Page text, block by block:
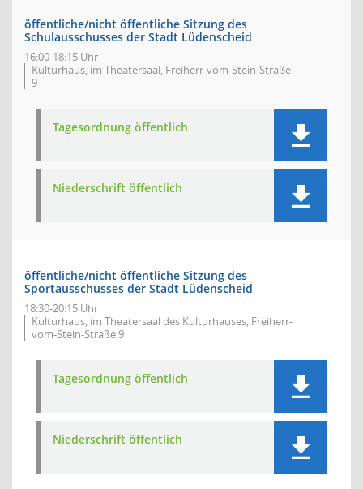
öffentliche/nicht öffentliche Sitzung des
Schulausschusses der Stadt Lüdenscheid
16:00-18:15 Uhr
Kulturhaus, im Theatersaal, Freiherr-vom-Stein-Straße
9
Tagesordnung öffentlich
Niederschrift öffentlich
öffentliche/nicht öffentliche Sitzung des
Sportausschusses der Stadt Lüdenscheid
18:30-20:15 Uhr
Kulturhaus, im Theatersaal des Kulturhauses, Freiherr-
vom-Stein-Straße 9
Tagesordnung öffentlich
Niederschrift öffentlich